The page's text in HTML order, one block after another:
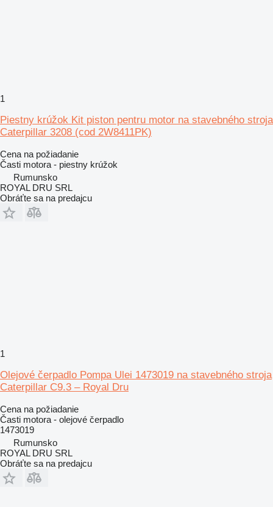
1
Piestny krúžok Kit piston pentru motor na stavebného stroja
Caterpillar 3208 (cod 2W8411PK)
Cena na požiadanie
Časti motora - piestny krúžok
Rumunsko
ROYAL DRU SRL
Obráťte sa na predajcu
1
Olejové čerpadlo Pompa Ulei 1473019 na stavebného stroja
Caterpillar C9.3 – Royal Dru
Cena na požiadanie
Časti motora - olejové čerpadlo
1473019
Rumunsko
ROYAL DRU SRL
Obráťte sa na predajcu